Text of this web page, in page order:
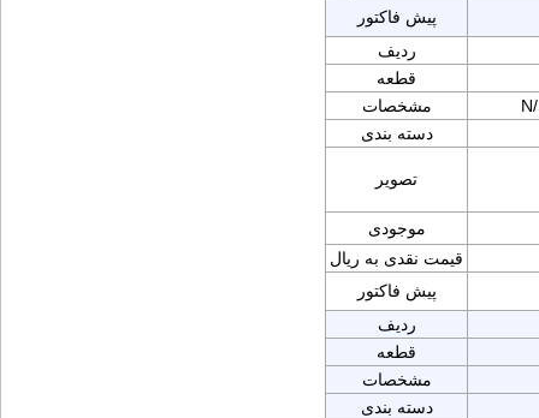
پیش فاکتور
ردیف
قطعه
مشخصات
دسته بندی
تصویر
موجودی
قیمت نقدی به ریال
پیش فاکتور
ردیف
قطعه
مشخصات
دسته بندی